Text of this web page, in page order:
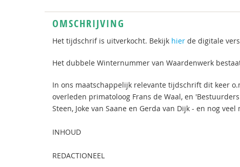
OMSCHRIJVING
Het tijdschrif is uitverkocht. Bekijk hier de digitale
Het dubbele Winternummer van Waardenwerk
In ons maatschappelijk relevante tijdschrift dit keer
overleden primatoloog Frans de Waal, en
Steen, Joke van Saane en Gerda van Dijk - en nog veel
INHOUD
REDACTIONEEL